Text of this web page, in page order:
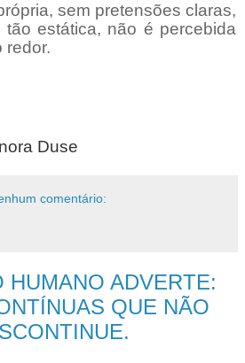
sem pretensões claras,
estática, não é percebida
redor.
Duse
comentário:
HUMANO ADVERTE:
QUE NÃO